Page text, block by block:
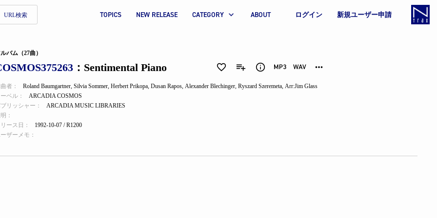
URL検索 TOPICS NEW RELEASE CATEGORY ABOUT ログイン 新規ユーザー申請
バム（27曲）
：Sentimental Piano
者： Roland Baumgartner, Silvia Sommer, Herbert Prikopa, Dusan Rapos, Alexander Blechinger, Ryszard Szeremeta, Arr:Jim Glass
ベル：
ARCADIA COSMOS
リッシャー：
ARCADIA MUSIC LIBRARIES
：
ース日：
1992-10-07 / R1200
ザーメモ：